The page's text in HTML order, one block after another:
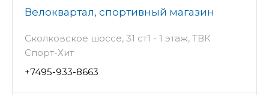
Велоквартал, спортивный магазин
Сколковское шоссе, 31 ст1 - 1 этаж, ТВК
Спорт-Хит
+7495-933-8663